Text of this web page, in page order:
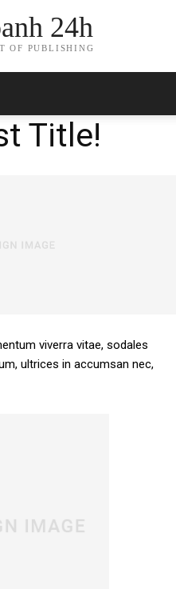
24h
OF PUBLISHING
Title!
viverra vitae, sodales
ultrices in accumsan nec,